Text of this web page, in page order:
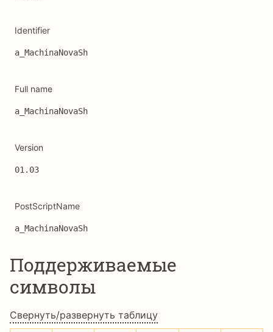
Identifier
a_MachinaNovaSh
Full name
a_MachinaNovaSh
Version
01.03
PostScriptName
a_MachinaNovaSh
Поддерживаемые
символы
Свернуть/развернуть таблицу